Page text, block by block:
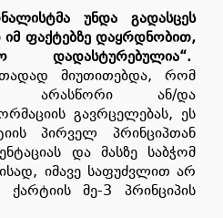
უნდა გადასცეს
ფაქტებზე დაყრდნობით,
მიუთითებდა, რომ
არასწორი ან/და
გავრცელებას, ეს
პირველ პრინციპთან
და მასზე საბჭომ
იმავე საფუძვლით არ
მე-3 პრინციპის